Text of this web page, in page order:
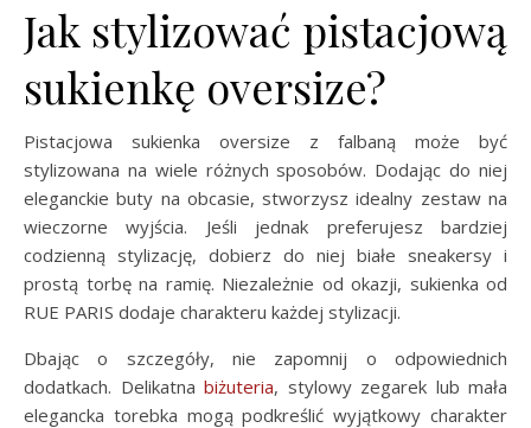
Jak stylizować pistacjową
sukienkę oversize?
Pistacjowa sukienka oversize z falbaną może być
stylizowana na wiele różnych sposobów. Dodając do niej
eleganckie buty na obcasie, stworzysz idealny zestaw na
wieczorne wyjścia. Jeśli jednak preferujesz bardziej
codzienną stylizację, dobierz do niej białe sneakersy i
prostą torbę na ramię. Niezależnie od okazji, sukienka od
RUE PARIS dodaje charakteru każdej stylizacji.
Dbając o szczegóły, nie zapomnij o odpowiednich
dodatkach. Delikatna biżuteria, stylowy zegarek lub mała
elegancka torebka mogą podkreślić wyjątkowy charakter